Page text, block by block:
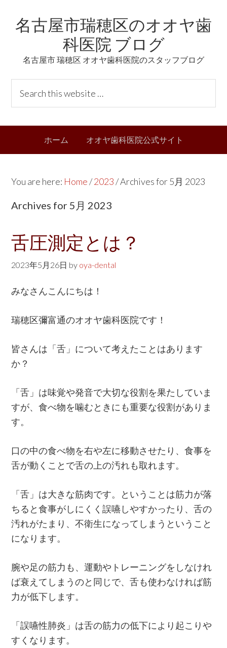
links
primary
content
primary
名古屋市瑞穂区のオオヤ歯
科医院 ブログ
名古屋市 瑞穂区 オオヤ歯科医院のスタッフブログ
Header
Right
i
w
e
b
i
e
navigation
ホーム オオヤ歯科医院公式サイト
You are here: Home/2023/Archives for 5月 2023
Archives for 5月 2023
舌圧測定とは？
2023年5月26日 by oya-dental
みなさんこんにちは！
瑞穂区彌富通のオオヤ歯科医院です！
皆さんは「舌」について考えたことはあります
か？
「舌」は味覚や発音で大切な役割を果たしていま
すが、食べ物を噛むときにも重要な役割がありま
す。
口の中の食べ物を右や左に移動させたり、食事を
舌が動くことで舌の上の汚れも取れます。
「舌」は大きな筋肉です。ということは筋力が落
ちると食事がしにくく誤嚥しやすかったり、舌の
汚れがたまり、不衛生になってしまうということ
になります。
腕や足の筋力も、運動やトレーニングをしなけれ
ば衰えてしまうのと同じで、舌も使わなければ筋
力が低下します。
「誤嚥性肺炎」は舌の筋力の低下により起こりや
すくなります。